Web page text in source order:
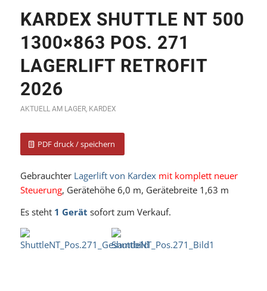
KARDEX SHUTTLE NT 500
1300×863 POS. 271
LAGERLIFT RETROFIT
2026
AKTUELL AM LAGER, KARDEX
PDF druck / speichern
Gebrauchter Lagerlift von Kardex mit komplett neuer
Steuerung, Gerätehöhe 6,0 m, Gerätebreite 1,63 m
Es steht1 Gerät sofort zum Verkauf.